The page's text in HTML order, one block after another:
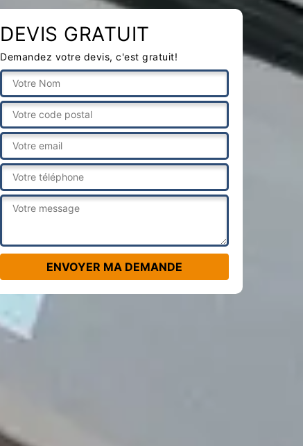
DEVIS GRATUIT
Demandez votre devis, c'est gratuit!